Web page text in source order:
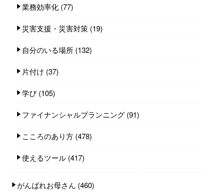
業務効率化 (77)
災害支援・災害対策 (19)
自分のいる場所 (132)
片付け (37)
学び(105)
ファイナンシャルプランニング (91)
こころのあり方 (478)
使えるツール (417)
がんばれお母さん (460)